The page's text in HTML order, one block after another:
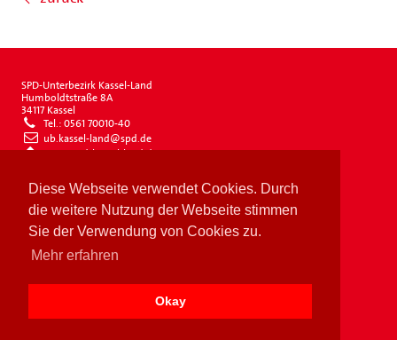
Diese Webseite verwendet Cookies. Durch
die weitere Nutzung der Webseite stimmen
Sie der Verwendung von Cookies zu.
Mehr erfahren
Okay
SPD-Unterbezirk Kassel-Land
Humboldtstraße 8A
34117 Kassel
Tel.: 0561 70010-40
ub.kassel-land@spd.de
www.spd-kassel-land.de
Datenschutz